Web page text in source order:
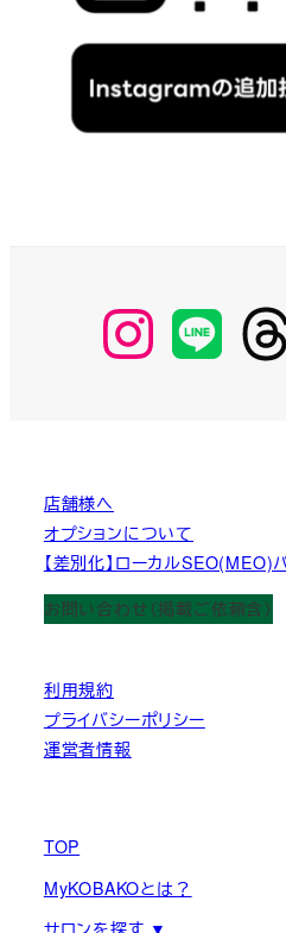
【Instagram】
MyKOBAKO
【LINE
店舗様へ
オプションについて
【差別化】ローカルSEO(MEO)
お問い合わせ（掲載ご依頼含）
利用規約
プライバシーポリシー
運営者情報
TOP
MyKOBAKOとは？